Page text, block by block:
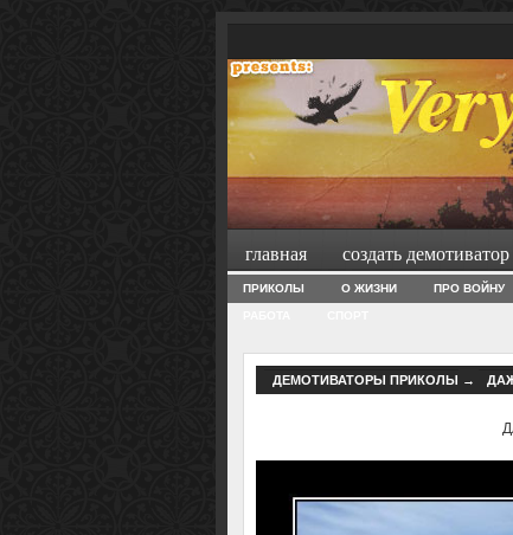
главная создать демотиватор
ПРИКОЛЫ О ЖИЗНИ ПРО ВОЙНУ
ДЕМОТИВАТОРЫ ПРИКОЛЫ →